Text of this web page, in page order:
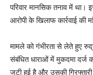
परिवार मानसिक तनाव में
आरोपी के खिलाफ कार्रवाई की
मामले को गंभीरता से लेते हुए
संबंधित धाराओं में मुकदमा दर्ज
जुटी हुई है और उसकी गिरफ्तारी